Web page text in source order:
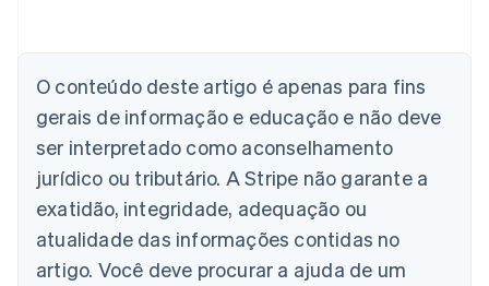
O conteúdo deste artigo é apenas para fins
gerais de informação e educação e não deve
ser interpretado como aconselhamento
jurídico ou tributário. A Stripe não garante a
exatidão, integridade, adequação ou
atualidade das informações contidas no
artigo. Você deve procurar a ajuda de um
Alemanha
DeutschEnglish
Austrália
English
Áustria
Deutsch English
Bélgica
Nederlands Français DeutschEnglish
Brasil